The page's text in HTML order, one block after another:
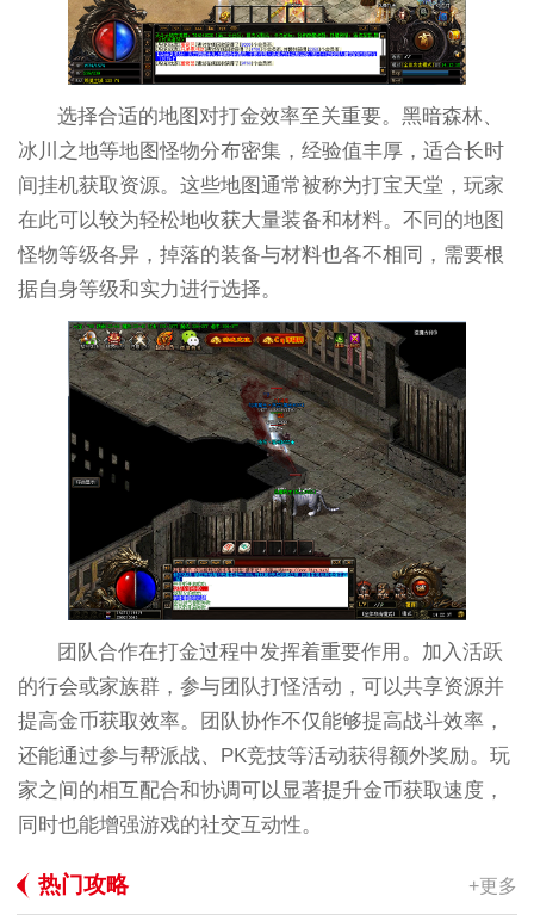
选择合适的地图对打金效率至关重要。黑暗森林、
冰川之地等地图怪物分布密集，经验值丰厚，适合长时
间挂机获取资源。这些地图通常被称为打宝天堂，玩家
在此可以较为轻松地收获大量装备和材料。不同的地图
怪物等级各异，掉落的装备与材料也各不相同，需要根
据自身等级和实力进行选择。
团队合作在打金过程中发挥着重要作用。加入活跃
的行会或家族群，参与团队打怪活动，可以共享资源并
提高金币获取效率。团队协作不仅能够提高战斗效率，
还能通过参与帮派战、PK竞技等活动获得额外奖励。玩
家之间的相互配合和协调可以显著提升金币获取速度，
同时也能增强游戏的社交互动性。
热门攻略 +更多